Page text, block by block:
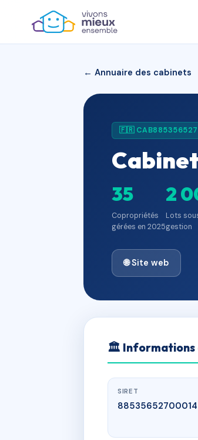
← Annuaire des cabinets
🇫🇷
35
Copropriétés
gérées en 2025
2
Lots
gestion
🌐 Site web
🏛 Informations
SIRET
88535652700014